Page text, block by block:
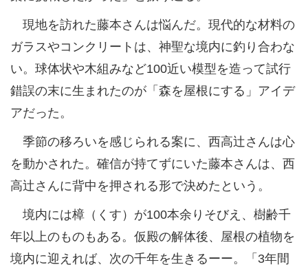
現地を訪れた藤本さんは悩んだ。現代的な材料の
ガラスやコンクリートは、神聖な境内に釣り合わな
い。球体状や木組みなど100近い模型を造って試行
錯誤の末に生まれたのが「森を屋根にする」アイデ
アだった。
季節の移ろいを感じられる案に、西高辻さんは心
を動かされた。確信が持てずにいた藤本さんは、西
高辻さんに背中を押される形で決めたという。
境内には樟（くす）が100本余りそびえ、樹齢千
年以上のものもある。仮殿の解体後、屋根の植物を
境内に迎えれば、次の千年を生きるーー。「3年間